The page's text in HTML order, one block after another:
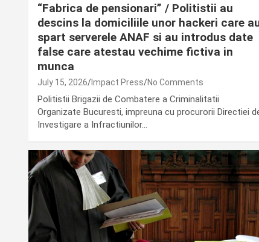
“Fabrica de pensionari” / Politistii au
descins la domiciliile unor hackeri care
spart serverele ANAF si au introdus date
false care atestau vechime fictiva in
munca
July 15, 2026 Impact Press No Comments
Politistii Brigazii de Combatere a Criminalitatii
Organizate Bucuresti, impreuna cu procurorii Directiei
Investigare a Infractiunilor…